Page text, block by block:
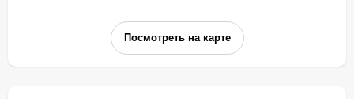
Посмотреть на карте